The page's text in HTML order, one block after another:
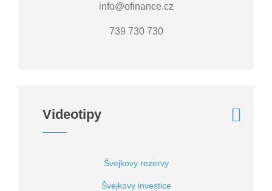
info@ofinance.cz
739 730 730
Videotipy
Švejkovy rezervy
Švejkovy investice